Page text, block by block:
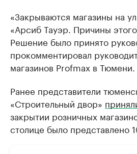
«Закрываются магазины на
«Арсиб Тауэр. Причины
Решение было принято
прокомментировал
магазинов Profmax в Тюмени.
Ранее представители
«Строительный двор»
закрытии розничных
столице было представлено